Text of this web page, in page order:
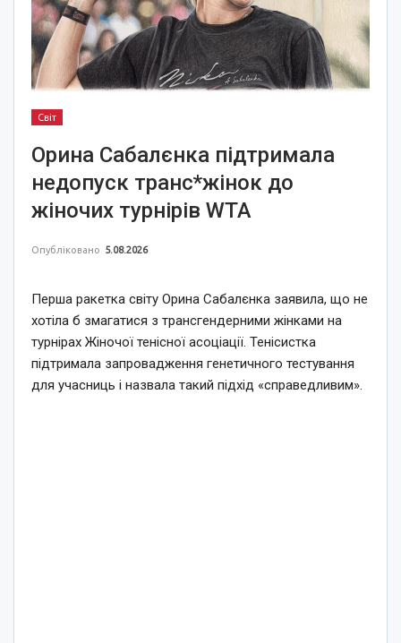
Світ
Орина Сабалєнка підтримала
недопуск транс*жінок до
жіночих турнірів WTA
Опубліковано 5.08.2026
Перша ракетка світу Орина Сабалєнка заявила, що не
хотіла б змагатися з трансгендерними жінками на
турнірах Жіночої тенісної асоціації. Тенісистка
підтримала запровадження генетичного тестування
для учасниць і назвала такий підхід «справедливим».